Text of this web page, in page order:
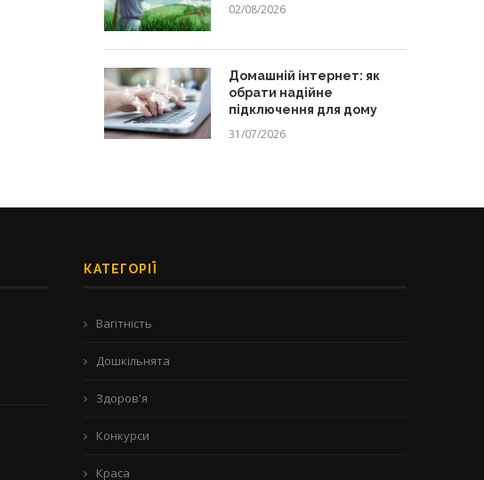
02/08/2026
Домашній інтернет: як
обрати надійне
підключення для дому
31/07/2026
КАТЕГОРІЇ
Вагітність
Дошкільнята
Здоров'я
Конкурси
Краса